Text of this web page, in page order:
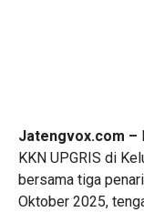
Jatengvox.com –
KKN UPGRIS di
bersama tiga
Oktober 2025,